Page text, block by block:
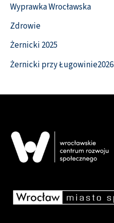
Wyprawka Wrocławska
Zdrowie
Żernicki 2025
Żernicki przy Ługowinie2026